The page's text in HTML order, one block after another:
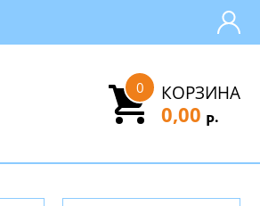
КОРЗИНА
0
0,00 Р.